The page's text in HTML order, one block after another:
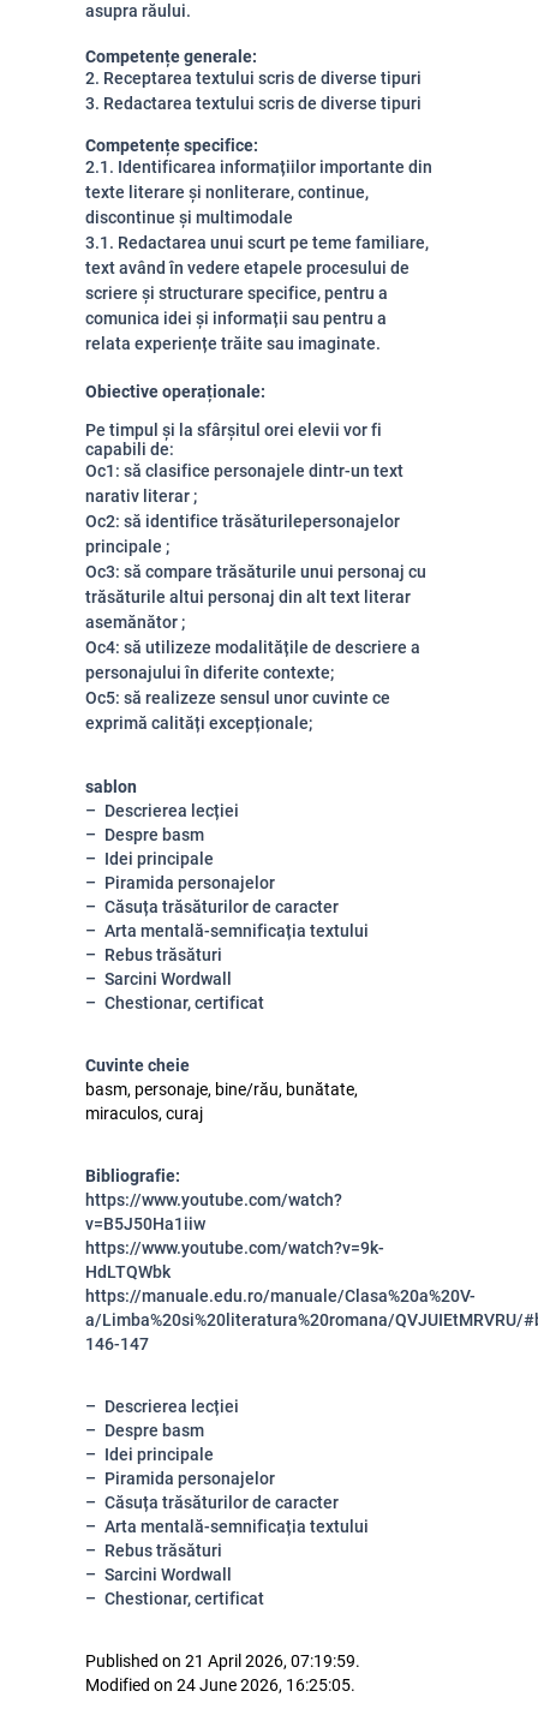
asupra răului.
Competențe generale:
2. Receptarea textului scris de diverse tipuri
3. Redactarea textului scris de diverse tipuri
Competențe specifice:
2.1. Identificarea informațiilor importante din
texte literare și nonliterare, continue,
discontinue și multimodale
3.1. Redactarea unui scurt pe teme familiare,
text având în vedere etapele procesului de
scriere și structurare specifice, pentru a
comunica idei și informații sau pentru a
relata experiențe trăite sau imaginate.
Obiective operaționale:
Pe timpul și la sfârșitul orei elevii vor fi
capabili de:
Oc1: să clasifice personajele dintr-un text
narativ literar ;
Oc2: să identifice trăsăturilepersonajelor
principale ;
Oc3: să compare trăsăturile unui personaj cu
trăsăturile altui personaj din alt text literar
asemănător ;
Oc4: să utilizeze modalitățile de descriere a
personajului în diferite contexte;
Oc5: să realizeze sensul unor cuvinte ce
exprimă calități excepționale;
sablon
Descrierea lecției
Despre basm
Idei principale
Piramida personajelor
Căsuța trăsăturilor de caracter
Arta mentală-semnificația textului
Rebus trăsături
Sarcini Wordwall
Chestionar, certificat
Cuvinte cheie
basm, personaje, bine/rău, bunătate,
miraculos, curaj
Bibliografie:
https://www.youtube.com/watch?
v=B5J50Ha1iiw
https://www.youtube.com/watch?v=9k-
HdLTQWbk
https://manuale.edu.ro/manuale/Clasa%20a%20V-
a/Limba%20si%20literatura%20romana/QVJUIEtMRVRU/
146-147
Descrierea lecției
Despre basm
Idei principale
Piramida personajelor
Căsuța trăsăturilor de caracter
Arta mentală-semnificația textului
Rebus trăsături
Sarcini Wordwall
Chestionar, certificat
Published on 21 April 2026, 07:19:59.
Modified on 24 June 2026, 16:25:05.